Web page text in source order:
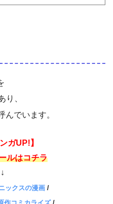
り、
んでいます。
ガUP!】
ルはコチラ
ックスの漫画 /